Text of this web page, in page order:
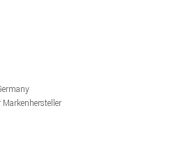
Markenhersteller